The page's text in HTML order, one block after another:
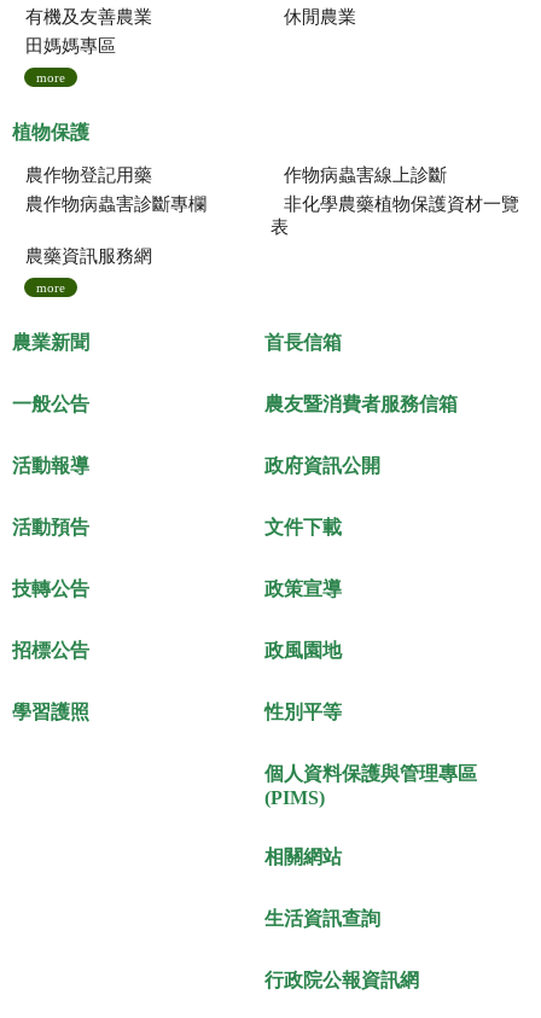
有機及友善農業
休閒農業
田媽媽專區
more
植物保護
農作物登記用藥
作物病蟲害線上診斷
農作物病蟲害診斷專欄
非化學農藥植物保護資材一覽
表
農藥資訊服務網
more
農業新聞
一般公告
活動報導
活動預告
技轉公告
招標公告
學習護照
首長信箱
農友暨消費者服務信箱
政府資訊公開
文件下載
政策宣導
政風園地
性別平等
個人資料保護與管理專區
(PIMS)
相關網站
生活資訊查詢
行政院公報資訊網